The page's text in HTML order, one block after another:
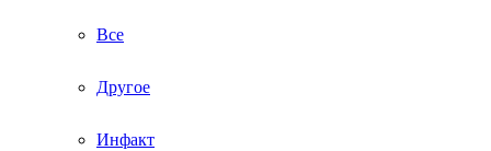
Все
Другое
Инфакт